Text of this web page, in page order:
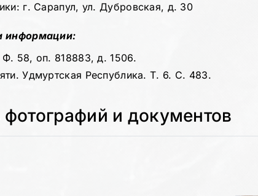
г. Сарапул, ул. Дубровская, д. 30
информации:
58, оп. 818883, д. 1506.
Удмуртская Республика. Т. 6. С. 483.
и документов